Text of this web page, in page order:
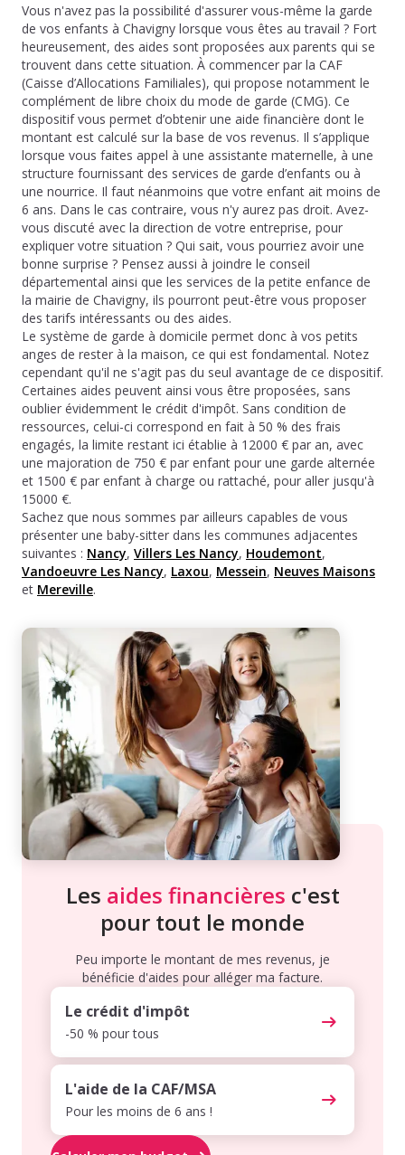
Vous n'avez pas la possibilité d'assurer vous-même la garde
de vos enfants à Chavigny lorsque vous êtes au travail ? Fort
heureusement, des aides sont proposées aux parents qui se
trouvent dans cette situation. À commencer par la CAF
(Caisse d’Allocations Familiales), qui propose notamment le
complément de libre choix du mode de garde (CMG). Ce
dispositif vous permet d’obtenir une aide financière dont le
montant est calculé sur la base de vos revenus. Il s’applique
lorsque vous faites appel à une assistante maternelle, à une
structure fournissant des services de garde d’enfants ou à
une nourrice. Il faut néanmoins que votre enfant ait moins de
6 ans. Dans le cas contraire, vous n'y aurez pas droit. Avez-
vous discuté avec la direction de votre entreprise, pour
expliquer votre situation ? Qui sait, vous pourriez avoir une
bonne surprise ? Pensez aussi à joindre le conseil
départemental ainsi que les services de la petite enfance de
la mairie de Chavigny, ils pourront peut-être vous proposer
des tarifs intéressants ou des aides.
Le système de garde à domicile permet donc à vos petits
anges de rester à la maison, ce qui est fondamental. Notez
cependant qu'il ne s'agit pas du seul avantage de ce dispositif.
Certaines aides peuvent ainsi vous être proposées, sans
oublier évidemment le crédit d'impôt. Sans condition de
ressources, celui-ci correspond en fait à 50 % des frais
engagés, la limite restant ici établie à 12000 € par an, avec
une majoration de 750 € par enfant pour une garde alternée
et 1500 € par enfant à charge ou rattaché, pour aller jusqu'à
15000 €.
Sachez que nous sommes par ailleurs capables de vous
présenter une baby-sitter dans les communes adjacentes
suivantes : Nancy, Villers Les Nancy, Houdemont,
Vandoeuvre Les Nancy, Laxou, Messein, Neuves Maisons
et Mereville.
Les aides financières c'est
pour tout le monde
Peu importe le montant de mes revenus, je
bénéficie d'aides pour alléger ma facture.
Le crédit d'impôt
-50 % pour tous
L'aide de la CAF/MSA
Pour les moins de 6 ans !